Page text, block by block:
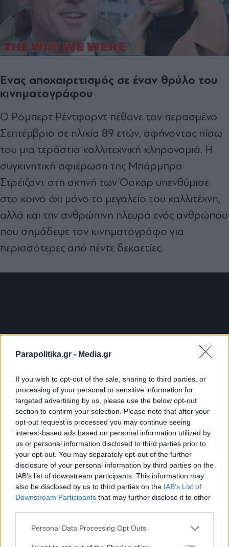
Parapolitika.gr - Media.gr
If you wish to opt-out of the sale, sharing to third parties, or
processing of your personal or sensitive information for
targeted advertising by us, please use the below opt-out
section to confirm your selection. Please note that after your
opt-out request is processed you may continue seeing
interest-based ads based on personal information utilized by
us or personal information disclosed to third parties prior to
your opt-out. You may separately opt-out of the further
disclosure of your personal information by third parties on the
IAB’s list of downstream participants. This information may
also be disclosed by us to third parties on the IAB’s List of
Downstream Participants that may further disclose it to other
Personal Data Processing Opt Outs
Ένας αποχαιρετισμός σε έναν θρύλο του
κινηματογράφου
Ο Ρόμπερτ Ρέντφορντ πέθανε τον περασμένο
Σεπτέμβριο σε ηλικία 89 ετών, αφήνοντας πίσω
του μια τεράστια καλλιτεχνική κληρονομιά. Η
συγκινητική αφιέρωση της Μπάρμπρα
Στρέιζαντ στη σκηνή των Όσκαρ υπενθύμισε
στο κοινό όχι μόνο το μεγαλείο του καλλιτέχνη,
αλλά και την ανθρώπινη πλευρά ενός ανθρώπου
που σημάδεψε τον κινηματογράφο για
περισσότερες από πέντε δεκαετίες.
Εγγραφή στο newsletter